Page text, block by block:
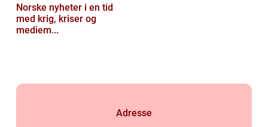
Norske nyheter i en tid
med krig, kriser og
mediem...
Adresse